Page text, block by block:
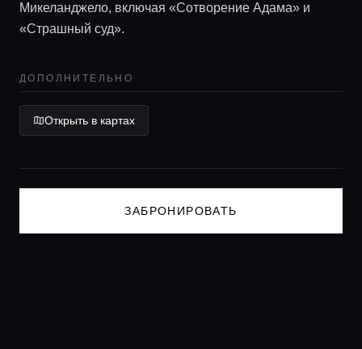
Консьерж сервис
Lifestyle журнал
Микеланджело, включая «Сотворение Адама» и
«Страшный суд».
ДОПОЛНИТЕЛЬНО
Открыть в картах
ЗАБРОНИРОВАТЬ